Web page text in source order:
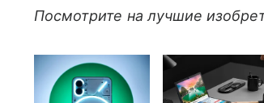
Посмотрите на лучшие